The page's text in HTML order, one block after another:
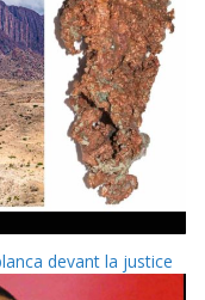
devant la justice